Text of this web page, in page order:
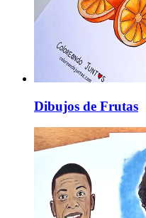
Dibujos de Frutas